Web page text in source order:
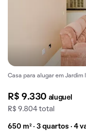
Casa para alugar em Jardim
R$ 9.330 aluguel
R$ 9.804 total
650 m² · 3 quartos · 4